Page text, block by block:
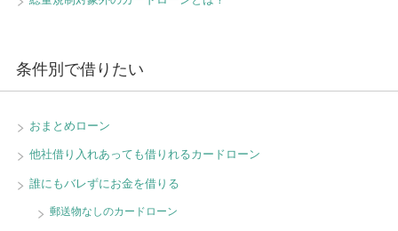
条件別で借りたい
おまとめローン
他社借り入れあっても借りれるカードローン
誰にもバレずにお金を借りる
郵送物なしのカードローン